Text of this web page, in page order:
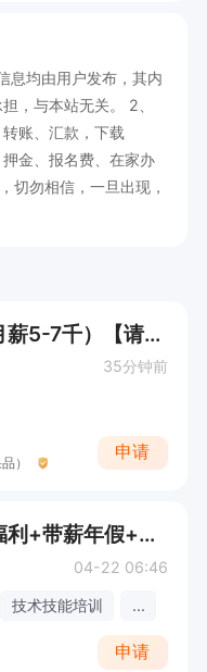
息均由用户发布，其内
，与本站无关。 2、
账、汇款，下载
金、报名费、在家办
切勿相信，一旦出现，
急招：北滘水果店店员（月薪5-7千）【请直接电话/微信咨询！】
35分钟前
）
申请
店员（储备店长）（节日福利+带薪年假+包住宿+高额提成+激励奖金+五险+接受应届生+适合“妈妈岗”）
04-22 06:46
技术技能培训 ...
申请